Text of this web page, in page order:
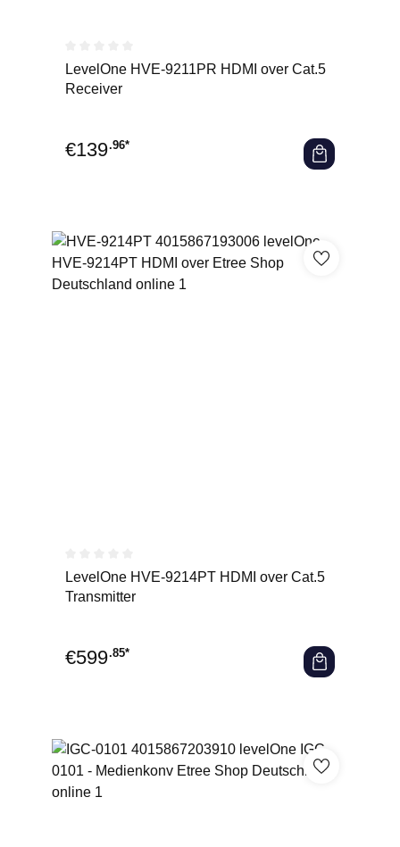
Durchschnittliche Bewertung von 0 von 5 Sternen
LevelOne HVE-9211PR HDMI over Cat.5
Receiver
€139.96*
Durchschnittliche Bewertung von 0 von 5 Sternen
LevelOne HVE-9214PT HDMI over Cat.5
Transmitter
€599.85*